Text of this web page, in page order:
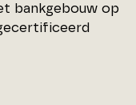
bankgebouw op